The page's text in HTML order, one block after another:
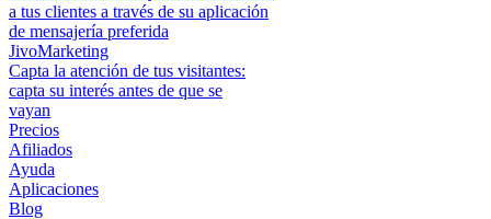
a tus clientes a través de su aplicación
de mensajería preferida
JivoMarketing
Capta la atención de tus visitantes:
capta su interés antes de que se
vayan
Precios
Afiliados
Ayuda
Aplicaciones
Blog